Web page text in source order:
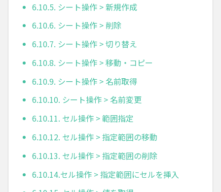
6.10.5. シート操作 > 新規作成
6.10.6. シート操作 > 削除
6.10.7. シート操作 > 切り替え
6.10.8. シート操作 > 移動・コピー
6.10.9. シート操作 > 名前取得
6.10.10. シート操作 > 名前変更
6.10.11. セル操作 > 範囲指定
6.10.12. セル操作 > 指定範囲の移動
6.10.13. セル操作 > 指定範囲の削除
6.10.14.セル操作 > 指定範囲にセルを挿入